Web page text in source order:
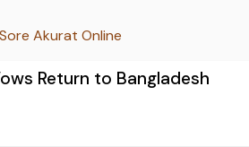
Akurat Online
Return to Bangladesh